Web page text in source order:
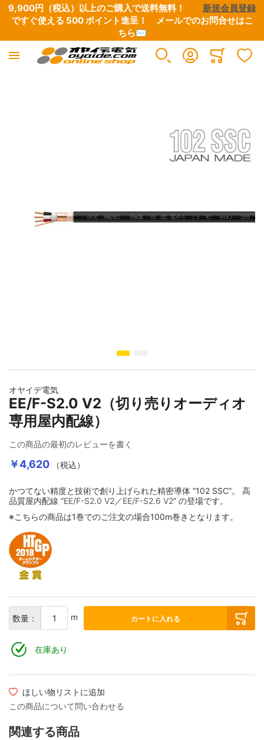
9,900円（税込）以上のご購入で送料無料！ 新規会員登録
ですぐ使える 500 ポイント進呈！ メールでのお問合せはこ
ちら✉
イメージギャラリーの最初に移動する
オヤイデ電気
EE/F-S2.0 V2（切り売りオーディオ
専用屋内配線）
この商品の最初のレビューを書く
￥4,620 （税込）
かつてない精度と技術で創り上げられた精密導体 “102 SSC”。 高
品質屋内配線 “EE/F-S2.0 V2／EE/F-S2.6 V2” の登場です。
※こちらの商品は1巻でのご注文の場合100m巻きとなります。
数量： m カートに入れる
在庫あり
ほしい物リストに追加
この商品について問い合わせる
関連する商品